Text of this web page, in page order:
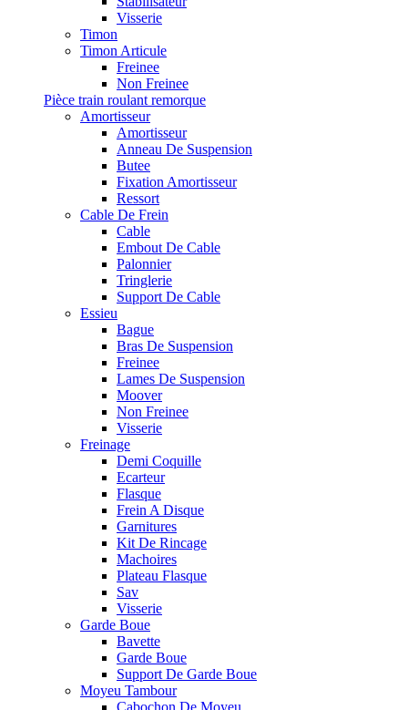
Visserie
Timon
Timon Articule
Freinee
Non Freinee
Pièce train roulant remorque
Amortisseur
Amortisseur
Anneau De Suspension
Butee
Fixation Amortisseur
Ressort
Cable De Frein
Cable
Embout De Cable
Palonnier
Tringlerie
Support De Cable
Essieu
Bague
Bras De Suspension
Freinee
Lames De Suspension
Moover
Non Freinee
Visserie
Freinage
Demi Coquille
Ecarteur
Flasque
Frein A Disque
Garnitures
Kit De Rincage
Machoires
Plateau Flasque
Sav
Visserie
Garde Boue
Bavette
Garde Boue
Support De Garde Boue
Moyeu Tambour
Cabochon De Moyeu